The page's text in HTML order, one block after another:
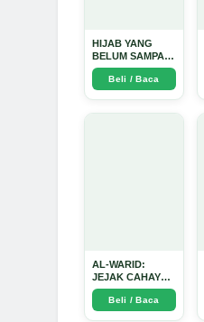
HIJAB YANG
BELUM SAMPAI
KE HATI: Ketika
Cinta Seorang
Ustadz Menjadi
Beli / Baca
AL-WARID:
JEJAK CAHAYA
DI ANTARA DUA
ZAMAN - Arda
Dinata
Beli / Baca